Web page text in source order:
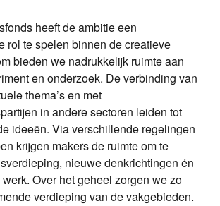
heeft de ambitie een
rol te spelen binnen de creatieve
bieden we nadrukkelijk ruimte aan
en onderzoek. De verbinding van
thema’s en met
in andere sectoren leiden tot
ideeën. Via verschillende regelingen
krijgen makers de ruimte om te
nieuwe denkrichtingen én
Over het geheel zorgen we zo
verdieping van de vakgebieden.